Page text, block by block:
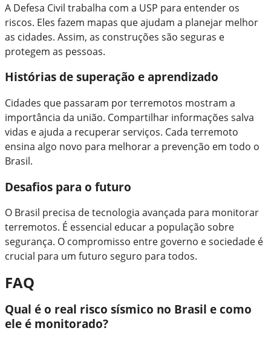
A Defesa Civil trabalha com a USP para entender os
riscos. Eles fazem mapas que ajudam a planejar melhor
as cidades. Assim, as construções são seguras e
protegem as pessoas.
Histórias de superação e aprendizado
Cidades que passaram por terremotos mostram a
importância da união. Compartilhar informações salva
vidas e ajuda a recuperar serviços. Cada terremoto
ensina algo novo para melhorar a prevenção em todo o
Brasil.
Desafios para o futuro
O Brasil precisa de tecnologia avançada para monitorar
terremotos. É essencial educar a população sobre
segurança. O compromisso entre governo e sociedade é
crucial para um futuro seguro para todos.
FAQ
Qual é o real risco sísmico no Brasil e como
ele é monitorado?